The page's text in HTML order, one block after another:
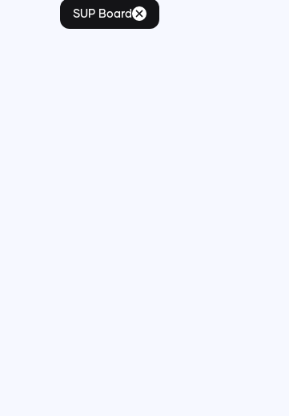
20
SUP Board